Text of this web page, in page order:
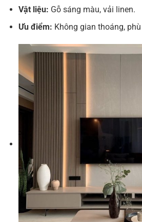
Vật liệu: Gỗ sáng màu, vải linen.
Ưu điểm: Không gian thoáng,